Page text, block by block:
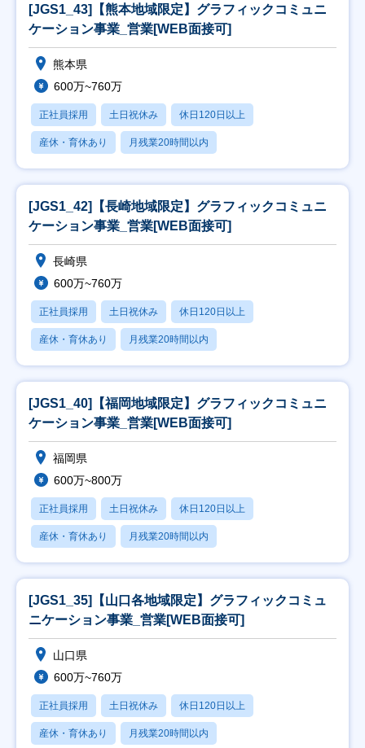
[JGS1_43]【熊本地域限定】グラフィックコミュニ
ケーション事業_営業[WEB面接可]
熊本県
600万~760万
正社員採用 土日祝休み 休日120日以上
産休・育休あり 月残業20時間以内
[JGS1_42]【長崎地域限定】グラフィックコミュニ
ケーション事業_営業[WEB面接可]
長崎県
600万~760万
正社員採用 土日祝休み 休日120日以上
産休・育休あり 月残業20時間以内
[JGS1_40]【福岡地域限定】グラフィックコミュニ
ケーション事業_営業[WEB面接可]
福岡県
600万~800万
正社員採用 土日祝休み 休日120日以上
産休・育休あり 月残業20時間以内
[JGS1_35]【山口各地域限定】グラフィックコミュ
ニケーション事業_営業[WEB面接可]
山口県
600万~760万
正社員採用 土日祝休み 休日120日以上
産休・育休あり 月残業20時間以内